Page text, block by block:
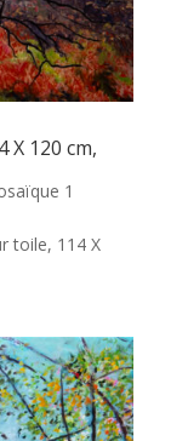
X 120 cm,
1
toile, 114 X